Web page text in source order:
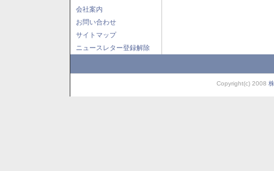
会社案内
お問い合わせ
サイトマップ
ニュースレター登録解除
Copyright(c) 2008